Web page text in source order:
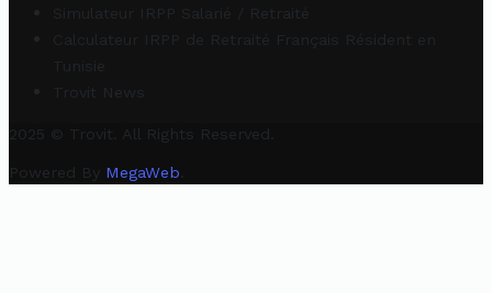
Simulateur IRPP Salarié / Retraité
Calculateur IRPP de Retraité Français Résident en
Tunisie
Trovit News
2025 © Trovit. All Rights Reserved.
Powered By MegaWeb